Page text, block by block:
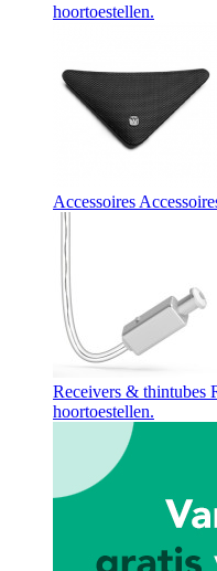
hoortoestellen.
Accessoires
Receivers & thintubes
hoortoestellen.